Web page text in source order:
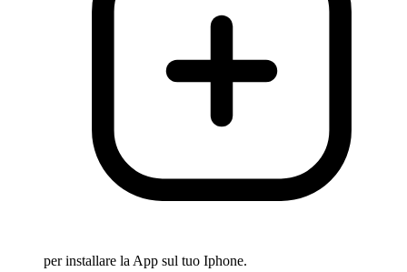
per installare la App sul tuo Iphone.